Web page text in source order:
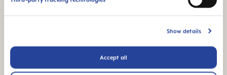
Show details
Accept all
Débit 2 : idéal pour le
lait maternel et le lait
Produit fabriqué en
Europe